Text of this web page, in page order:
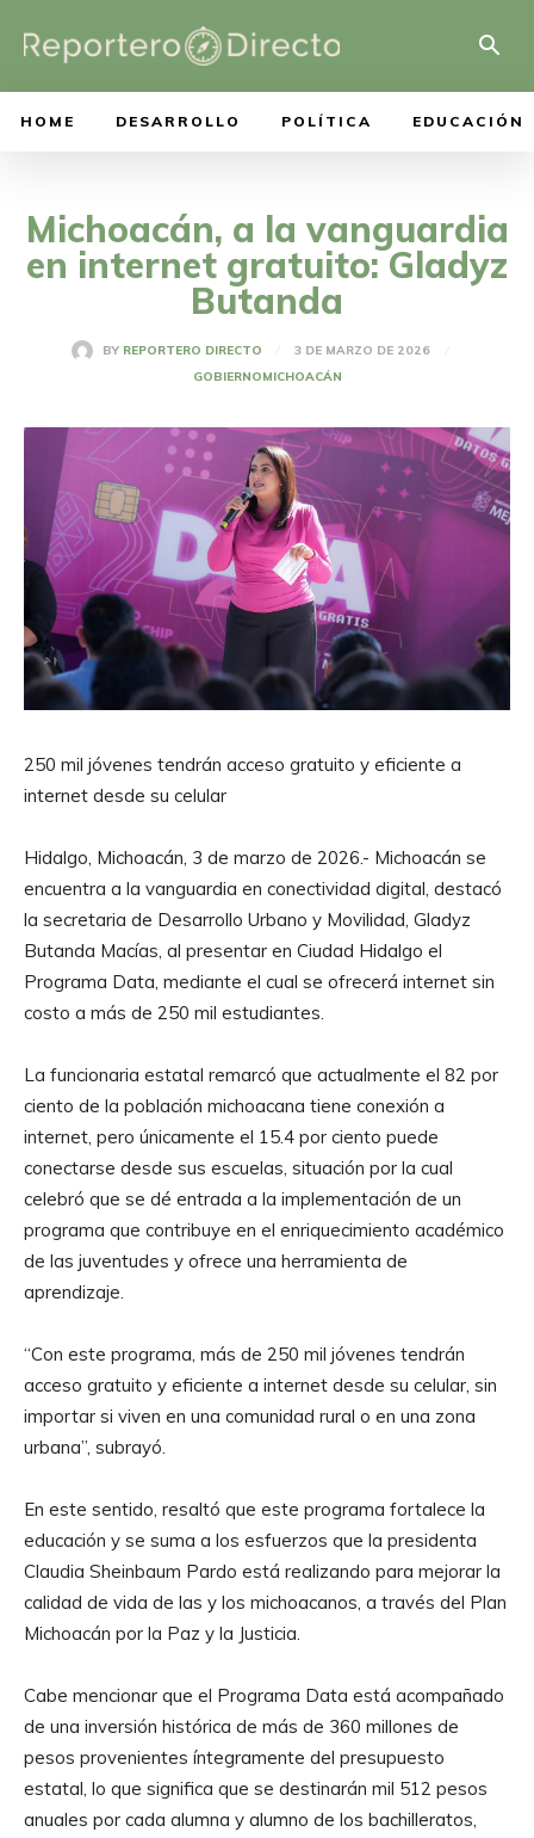
HOME DESARROLLO POLÍTICA EDUCACIÓN
Michoacán, a la vanguardia
en internet gratuito: Gladyz
Butanda
BY REPORTERO DIRECTO
3 DE MARZO DE 2026
GOBIERNOMICHOACÁN
250 mil jóvenes tendrán acceso gratuito y eficiente a
internet desde su celular
Hidalgo, Michoacán, 3 de marzo de 2026.- Michoacán se
encuentra a la vanguardia en conectividad digital, destacó
la secretaria de Desarrollo Urbano y Movilidad, Gladyz
Butanda Macías, al presentar en Ciudad Hidalgo el
Programa Data, mediante el cual se ofrecerá internet sin
costo a más de 250 mil estudiantes.
La funcionaria estatal remarcó que actualmente el 82 por
ciento de la población michoacana tiene conexión a
internet, pero únicamente el 15.4 por ciento puede
conectarse desde sus escuelas, situación por la cual
celebró que se dé entrada a la implementación de un
programa que contribuye en el enriquecimiento académico
de las juventudes y ofrece una herramienta de
aprendizaje.
“Con este programa, más de 250 mil jóvenes tendrán
acceso gratuito y eficiente a internet desde su celular, sin
importar si viven en una comunidad rural o en una zona
urbana”, subrayó.
En este sentido, resaltó que este programa fortalece la
educación y se suma a los esfuerzos que la presidenta
Claudia Sheinbaum Pardo está realizando para mejorar la
calidad de vida de las y los michoacanos, a través del Plan
Michoacán por la Paz y la Justicia.
Cabe mencionar que el Programa Data está acompañado
de una inversión histórica de más de 360 millones de
pesos provenientes íntegramente del presupuesto
estatal, lo que significa que se destinarán mil 512 pesos
anuales por cada alumna y alumno de los bachilleratos,